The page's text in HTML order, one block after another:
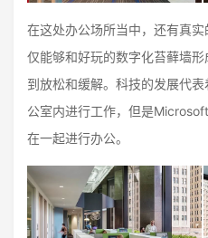
在这处办公场所当中，还有真
仅能够和好玩的数字化苔藓墙
到放松和缓解。科技的发展代
公室内进行工作，但是
在一起进行办公。